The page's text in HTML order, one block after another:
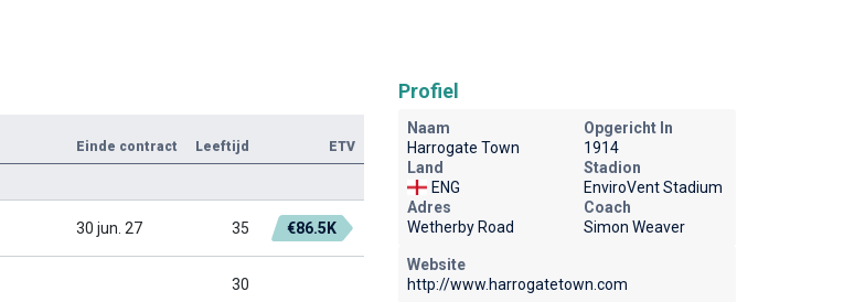
Einde contract Leeftijd ETV
30 jun. 27 35 €86.5K
30
Profiel
Naam
Harrogate Town
Opgericht In
1914
Land
ENG
Stadion
EnviroVent Stadium
Adres
Wetherby Road
Coach
Simon Weaver
Website
http://www.harrogatetown.com